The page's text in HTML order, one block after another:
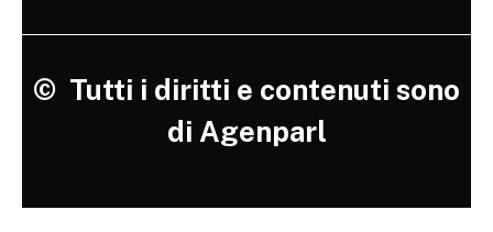
© Tutti i diritti e contenuti sono
di Agenparl